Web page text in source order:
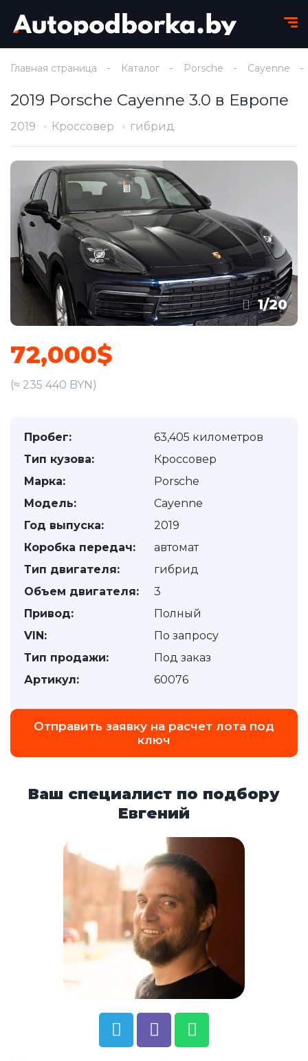
Главная страница Каталог Porsche Cayenne
2019 Porsche Cayenne 3.0 в Европе
2019 Кроссовер гибрид
1/20
72,000$
(≈ 235 440 BYN)
Пробег:
63,405 километров
Тип кузова:
Кроссовер
Марка:
Porsche
Модель:
Cayenne
Год выпуска:
2019
Коробка передач:
автомат
Тип двигателя:
гибрид
Объем двигателя:
3
Привод:
Полный
VIN:
По запросу
Тип продажи:
Под заказ
Артикул:
60076
Отправить заявку на расчет лота под
ключ
Ваш специалист по подбору
Евгений